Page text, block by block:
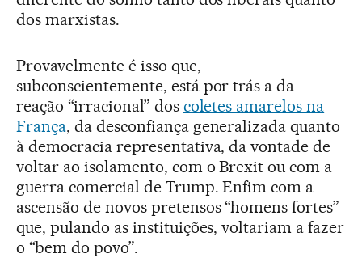
dos marxistas.
Provavelmente é isso que,
subconscientemente, está por trás a da
reação “irracional” dos coletes amarelos na
França, da desconfiança generalizada quanto
à democracia representativa, da vontade de
voltar ao isolamento, com o Brexit ou com a
guerra comercial de Trump. Enfim com a
ascensão de novos pretensos “homens fortes”
que, pulando as instituições, voltariam a fazer
o “bem do povo”.